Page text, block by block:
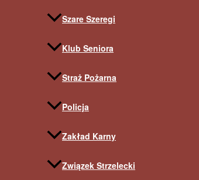
Szare Szeregi
Klub Seniora
Straż Pożarna
Policja
Zakład Karny
Związek Strzelecki